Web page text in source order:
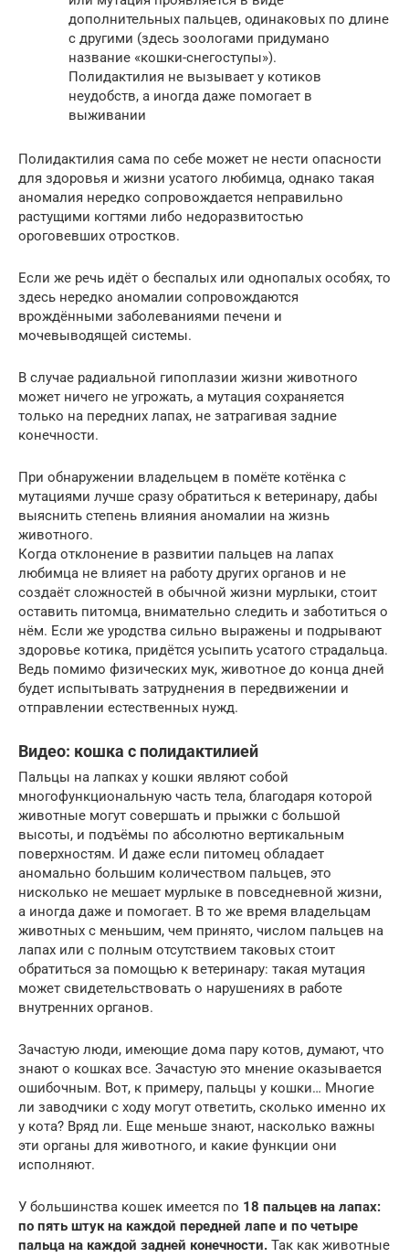
дополнительных пальцев, одинаковых по длине
с другими (здесь зоологами придумано
название «кошки-снегоступы»).
Полидактилия не вызывает у котиков
неудобств, а иногда даже помогает в
выживании
Полидактилия сама по себе может не нести опасности
для здоровья и жизни усатого любимца, однако такая
аномалия нередко сопровождается неправильно
растущими когтями либо недоразвитостью
ороговевших отростков.
Если же речь идёт о беспалых или однопалых особях, то
здесь нередко аномалии сопровождаются
врождёнными заболеваниями печени и
мочевыводящей системы.
В случае радиальной гипоплазии жизни животного
может ничего не угрожать, а мутация сохраняется
только на передних лапах, не затрагивая задние
конечности.
При обнаружении владельцем в помёте котёнка с
мутациями лучше сразу обратиться к ветеринару, дабы
выяснить степень влияния аномалии на жизнь
животного.
Когда отклонение в развитии пальцев на лапах
любимца не влияет на работу других органов и не
создаёт сложностей в обычной жизни мурлыки, стоит
оставить питомца, внимательно следить и заботиться о
нём. Если же уродства сильно выражены и подрывают
здоровье котика, придётся усыпить усатого страдальца.
Ведь помимо физических мук, животное до конца дней
будет испытывать затруднения в передвижении и
отправлении естественных нужд.
Видео: кошка с полидактилией
Пальцы на лапках у кошки являют собой
многофункциональную часть тела, благодаря которой
животные могут совершать и прыжки с большой
высоты, и подъёмы по абсолютно вертикальным
поверхностям. И даже если питомец обладает
аномально большим количеством пальцев, это
нисколько не мешает мурлыке в повседневной жизни,
а иногда даже и помогает. В то же время владельцам
животных с меньшим, чем принято, числом пальцев на
лапах или с полным отсутствием таковых стоит
обратиться за помощью к ветеринару: такая мутация
может свидетельствовать о нарушениях в работе
внутренних органов.
Зачастую люди, имеющие дома пару котов, думают, что
знают о кошках все. Зачастую это мнение оказывается
ошибочным. Вот, к примеру, пальцы у кошки… Многие
ли заводчики с ходу могут ответить, сколько именно их
у кота? Вряд ли. Еще меньше знают, насколько важны
эти органы для животного, и какие функции они
исполняют.
У большинства кошек имеется по 18 пальцев на лапах:
по пять штук на каждой передней лапе и по четыре
пальца на каждой задней конечности. Так как животные